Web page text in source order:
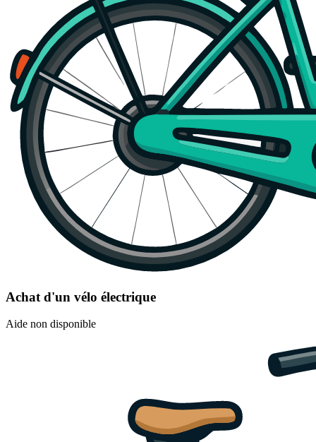
Achat d'un vélo électrique
Aide non disponible